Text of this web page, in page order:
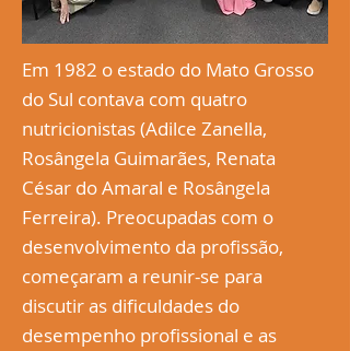
Em 1982 o estado do Mato Grosso
do Sul contava com quatro
nutricionistas (Adilce Zanella,
Rosângela Guimarães, Renata
César do Amaral e Rosângela
Ferreira). Preocupadas com o
desenvolvimento da profissão,
começaram a reunir-se para
discutir as dificuldades do
desempenho profissional e as